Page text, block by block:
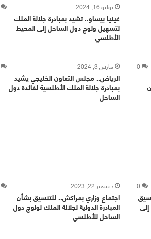
يوليو 16, 2024
غينيا بيساو.. تشيد بمبادرة جلالة الملك
لتسهيل ولوج دول الساحل إلى المحيط
الأطلسي
0 مارس 3, 2024
الرياض.. مجلس التعاون الخليجي يشيد
بمبادرة جلالة الملك الأطلسية لفائدة دول
الساحل
0 ديسمبر 22, 2023
اجتماع وزاري بمراكش.. للتنسيق بشأن
المبادرة الدولية لجلالة الملك لولوج دول
الساحل للأطلسي